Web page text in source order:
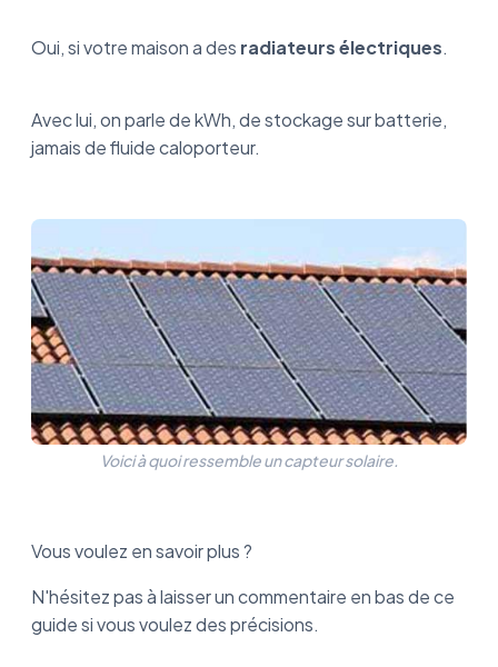
Oui, si votre maison a des radiateurs électriques.
Avec lui, on parle de kWh, de stockage sur batterie,
jamais de fluide caloporteur.
Voici à quoi ressemble un capteur solaire.
Vous voulez en savoir plus ?
N'hésitez pas à laisser un commentaire en bas de ce
guide si vous voulez des précisions.